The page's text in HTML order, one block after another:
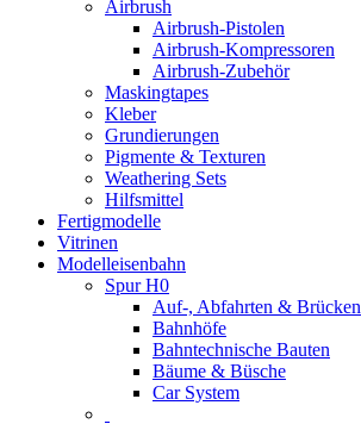
Airbrush
Airbrush-Pistolen
Airbrush-Kompressoren
Airbrush-Zubehör
Maskingtapes
Kleber
Grundierungen
Pigmente & Texturen
Weathering Sets
Hilfsmittel
Fertigmodelle
Vitrinen
Modelleisenbahn
Spur H0
Auf-, Abfahrten & Brücken
Bahnhöfe
Bahntechnische Bauten
Bäume & Büsche
Car System